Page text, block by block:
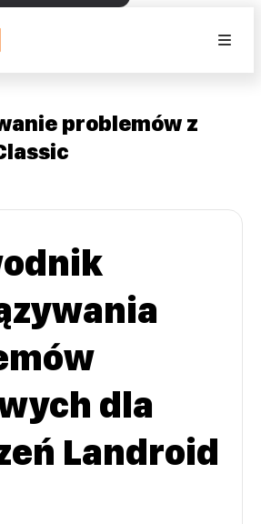
problemów z
dla
Landroid